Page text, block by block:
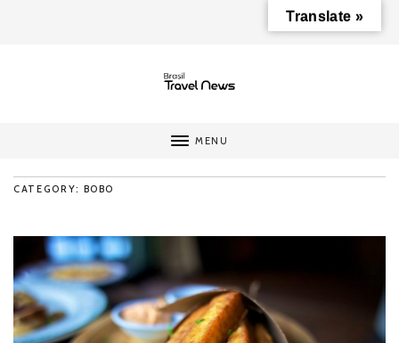
MENU
CATEGORY: BOBO
Translate »